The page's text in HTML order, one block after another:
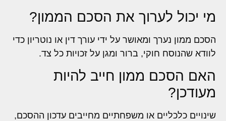
מי יכול לערוך את הסכם הממון?
הסכם ממון נערך ומאושר על ידי עורך דין או נוטריון כדי
לוודא שהנוסח חוקי, ברור ומגן על זכויות כל צד.
האם הסכם ממון חייב להיות
מעודכן?
שינויים כלכליים או משפחתיים מחייבים עדכון ההסכם,